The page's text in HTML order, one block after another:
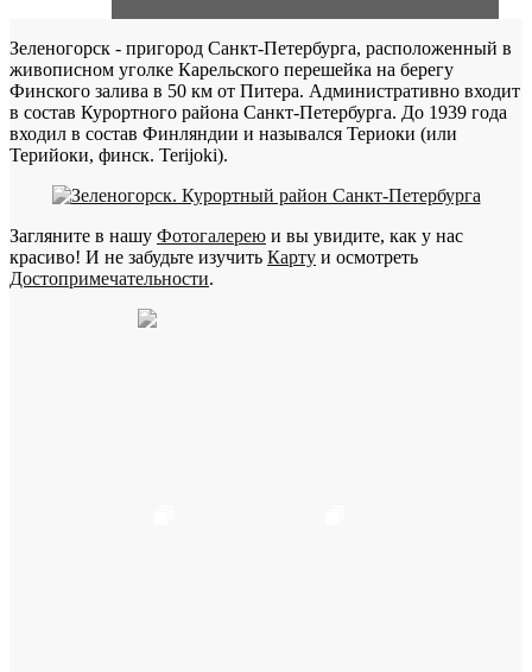
Зеленогорск - пригород Санкт-Петербурга, расположенный в
живописном уголке Карельского перешейка на берегу
Финского залива в 50 км от Питера. Административно входит
в состав Курортного района Санкт-Петербурга. До 1939 года
входил в состав Финляндии и назывался Териоки (или
Терийоки, финск. Terijoki).
Загляните в нашу Фотогалерею и вы увидите, как у нас
красиво! И не забудьте изучить Карту и осмотреть
Достопримечательности.